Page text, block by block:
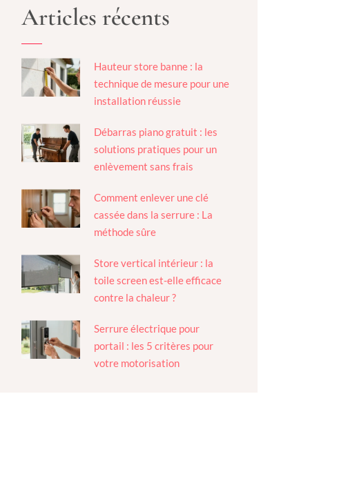
Articles récents
Hauteur store banne : la
technique de mesure pour une
installation réussie
Débarras piano gratuit : les
solutions pratiques pour un
enlèvement sans frais
Comment enlever une clé
cassée dans la serrure : La
méthode sûre
Store vertical intérieur : la
toile screen est-elle efficace
contre la chaleur ?
Serrure électrique pour
portail : les 5 critères pour
votre motorisation